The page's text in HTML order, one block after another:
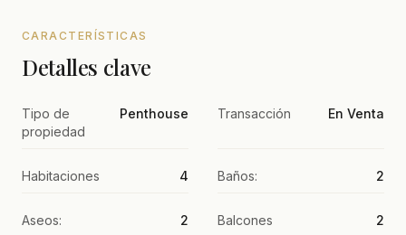
CARACTERÍSTICAS
Detalles clave
Tipo de
propiedad
Penthouse Transacción En Venta
Habitaciones 4 Baños: 2
Aseos: 2 Balcones 2